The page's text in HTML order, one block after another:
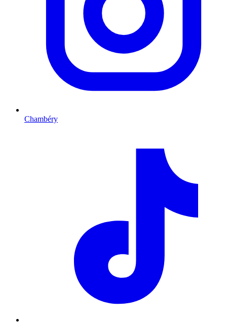
Chambéry